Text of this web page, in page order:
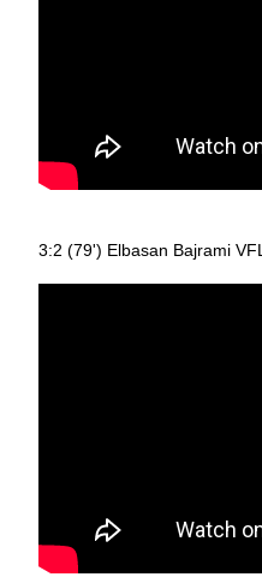
3:2 (79') Elbasan Bajrami VFL